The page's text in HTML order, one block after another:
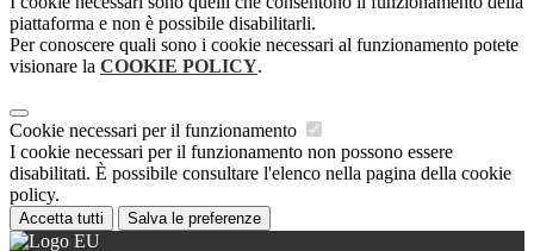
piattaforma e non è possibile disabilitarli.
Per conoscere quali sono i cookie necessari al funzionamento potete
visionare la COOKIE POLICY.
Cookie necessari per il funzionamento
I cookie necessari per il funzionamento non possono essere
disabilitati. È possibile consultare l'elenco nella pagina della cookie
policy.
Accetta tutti Salva le preferenze